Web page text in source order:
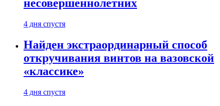
несовершеннолетних
4 дня спустя
Найден экстраординарный способ
откручивания винтов на вазовской
«классике»
4 дня спустя